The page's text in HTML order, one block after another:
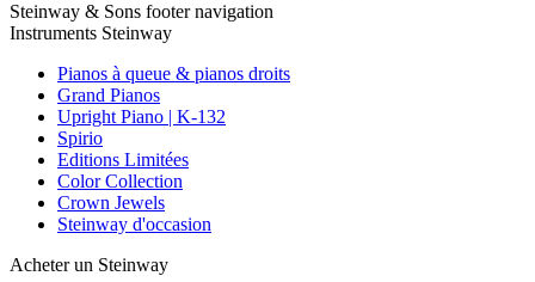
Steinway & Sons footer navigation
Instruments Steinway
Pianos à queue & pianos droits
Grand Pianos
Upright Piano | K-132
Spirio
Editions Limitées
Color Collection
Crown Jewels
Steinway d'occasion
Acheter un Steinway